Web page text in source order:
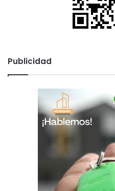
Publicidad